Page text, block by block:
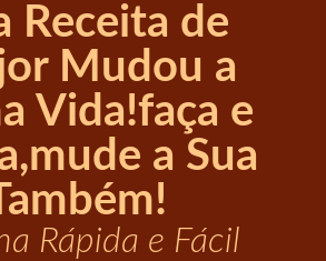
Receita de
Mudou a
Vida!faça e
a Sua
Rápida e Fácil